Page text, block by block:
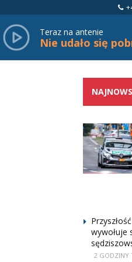
Teraz na antenie
wywołuje
2 GODZINY